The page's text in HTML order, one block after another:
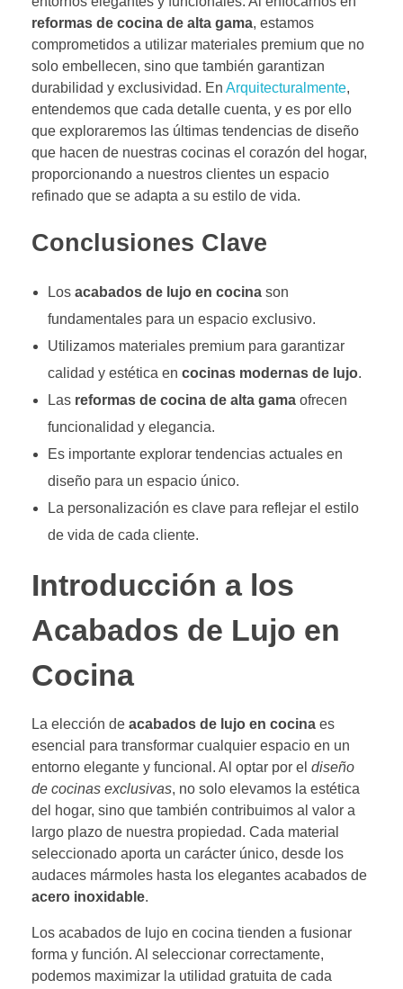
reformas de cocina de alta gama, estamos
comprometidos a utilizar materiales premium que no
solo embellecen, sino que también garantizan
durabilidad y exclusividad. En Arquitecturalmente,
entendemos que cada detalle cuenta, y es por ello
que exploraremos las últimas tendencias de diseño
que hacen de nuestras cocinas el corazón del hogar,
proporcionando a nuestros clientes un espacio
refinado que se adapta a su estilo de vida.
Conclusiones Clave
Los acabados de lujo en cocinason
fundamentales para un espacio exclusivo.
Utilizamos materiales premium para garantizar
calidad y estética en cocinas modernas de lujo.
Las reformas de cocina de alta gamaofrecen
funcionalidad y elegancia.
Es importante explorar tendencias actuales en
diseño para un espacio único.
La personalización es clave para reflejar el estilo
de vida de cada cliente.
Introducción a los
Acabados de Lujo en
Cocina
La elección de acabados de lujo en cocina es
esencial para transformar cualquier espacio en un
entorno elegante y funcional. Al optar por el diseño
de cocinas exclusivas, no solo elevamos la estética
del hogar, sino que también contribuimos al valor a
largo plazo de nuestra propiedad. Cada material
seleccionado aporta un carácter único, desde los
audaces mármoles hasta los elegantes acabados de
acero inoxidable.
Los acabados de lujo en cocina tienden a fusionar
forma y función. Al seleccionar correctamente,
podemos maximizar la utilidad gratuita de cada